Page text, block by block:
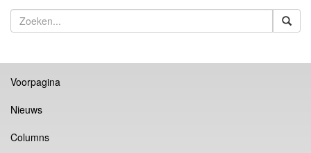
Voorpagina
Nieuws
Columns